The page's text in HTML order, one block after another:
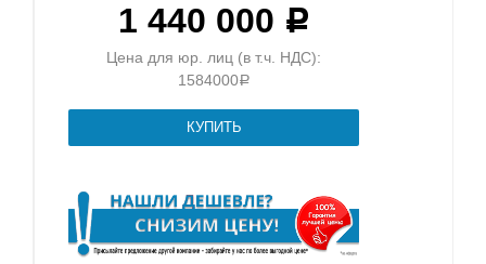
1 440 000 Р
Цена для юр. лиц (в т.ч. НДС):
1584000Р